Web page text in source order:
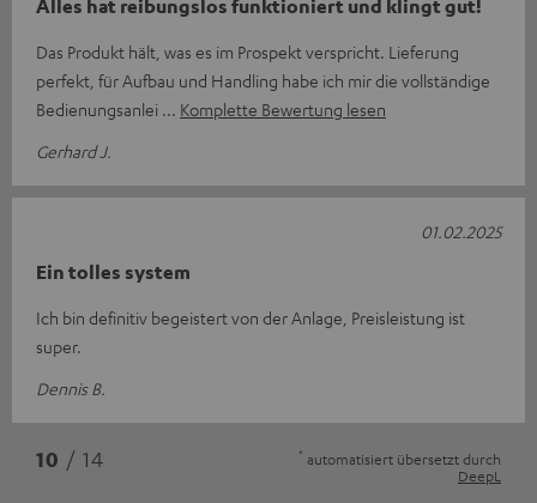
Alles hat reibungslos funktioniert und klingt gut!
Das Produkt hält, was es im Prospekt verspricht. Lieferung
perfekt, für Aufbau und Handling habe ich mir die vollständige
Bedienungsanlei
Komplette Bewertung lesen
Gerhard J.
Ein tolles system
Ich bin definitiv begeistert von der Anlage, Preisleistung ist
super.
Dennis B.
01.02.2025
10 / 14 * automatisiert übersetzt durch
DeepL